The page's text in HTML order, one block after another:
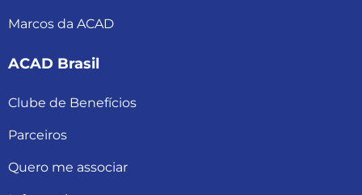
Marcos da ACAD
ACAD Brasil
Clube de Benefícios
Parceiros
Quero me associar